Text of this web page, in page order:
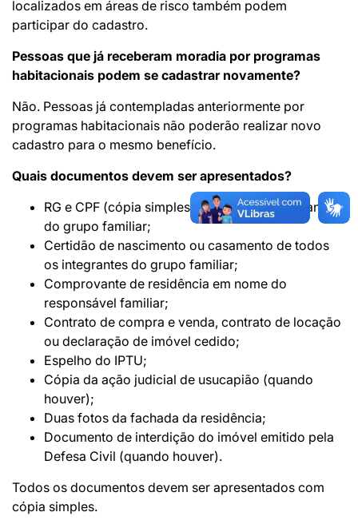
localizados em áreas de risco também podem
participar do cadastro.
Pessoas que já receberam moradia por programas
habitacionais podem se cadastrar novamente?
Não. Pessoas já contempladas anteriormente por
programas habitacionais não poderão realizar novo
cadastro para o mesmo benefício.
Quais documentos devem ser apresentados?
RG e CPF (cópia simples) de todos os integrantes
do grupo familiar;
Certidão de nascimento ou casamento de todos
os integrantes do grupo familiar;
Comprovante de residência em nome do
responsável familiar;
Contrato de compra e venda, contrato de locação
ou declaração de imóvel cedido;
Espelho do IPTU;
Cópia da ação judicial de usucapião (quando
houver);
Duas fotos da fachada da residência;
Documento de interdição do imóvel emitido pela
Defesa Civil (quando houver).
Todos os documentos devem ser apresentados com
cópia simples.